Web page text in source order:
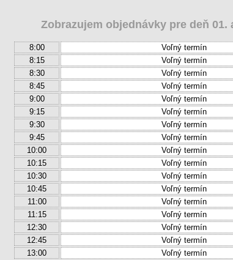
Zobrazujem objednávky pre deň 01.
8:00
Voľný termín
8:15
Voľný termín
8:30
Voľný termín
8:45
Voľný termín
9:00
Voľný termín
9:15
Voľný termín
9:30
Voľný termín
9:45
Voľný termín
10:00
Voľný termín
10:15
Voľný termín
10:30
Voľný termín
10:45
Voľný termín
11:00
Voľný termín
11:15
Voľný termín
12:30
Voľný termín
12:45
Voľný termín
13:00
Voľný termín